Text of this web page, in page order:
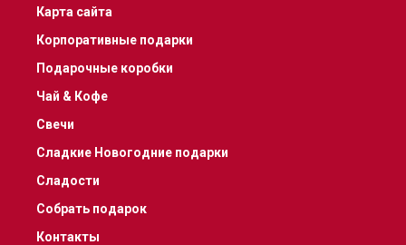
Карта сайта
Корпоративные подарки
Подарочные коробки
Чай & Кофе
Свечи
Сладкие Новогодние подарки
Сладости
Собрать подарок
Контакты